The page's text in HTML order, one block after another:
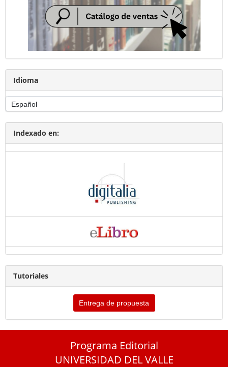
Idioma
Indexado en:
Tutoriales
Entrega de propuesta
Programa Editorial
UNIVERSIDAD DEL VALLE